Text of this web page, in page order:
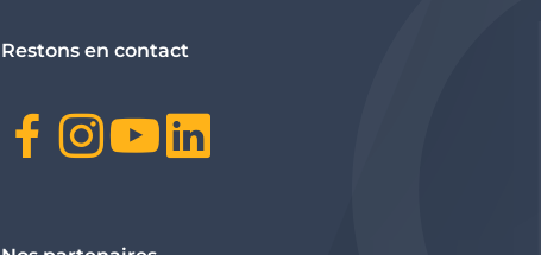
Restons en contact
Facebook
Instagram
Youtube